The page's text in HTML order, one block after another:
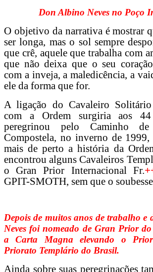
Don Albino Neves no Poço
O objetivo da narrativa é mostrar
ser longa, mas o sol sempre
que crê, aquele que trabalha com
que não deixa que o seu
com a inveja, a maledicência, a
ele da forma que for.
A ligação do Cavaleiro
com a Ordem surgiria aos 44
peregrinou pelo Caminho
Compostela, no inverno de 1999,
mais de perto a história da
encontrou alguns Cavaleiros
oGran Prior Internacional Fr.
GPIT-SMOTH, sem que o soubesse
Depois de muitos anos de trabalho e
Neves foi nomeado de Gran Prior
a Carta Magna elevando o
Priorato Templário do Brasil.
Ainda sobre suas peregrinações